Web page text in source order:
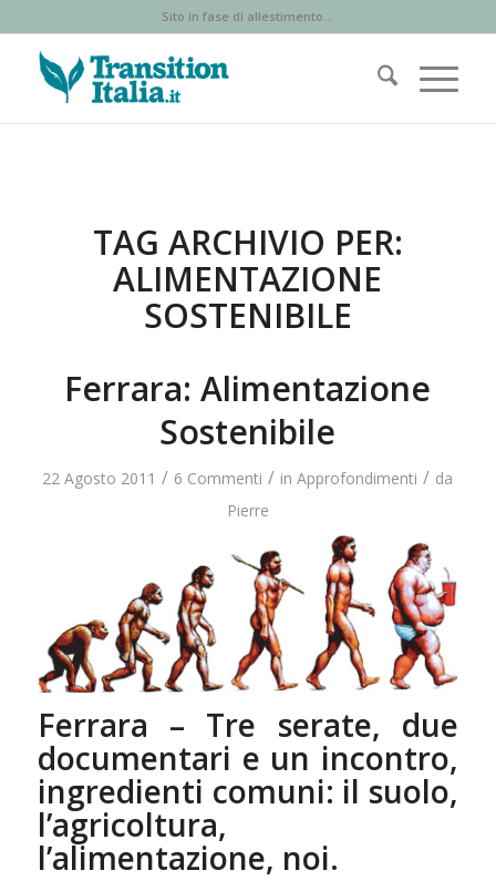
Sito in fase di allestimento...
TAG ARCHIVIO PER:
ALIMENTAZIONE
SOSTENIBILE
Ferrara: Alimentazione
Sostenibile
22 Agosto 2011 / 6 Commenti / inApprofondimenti / da
Pierre
Ferrara – Tre serate, due
documentari e un incontro,
ingredienti comuni: il suolo,
l’agricoltura,
l’alimentazione, noi.